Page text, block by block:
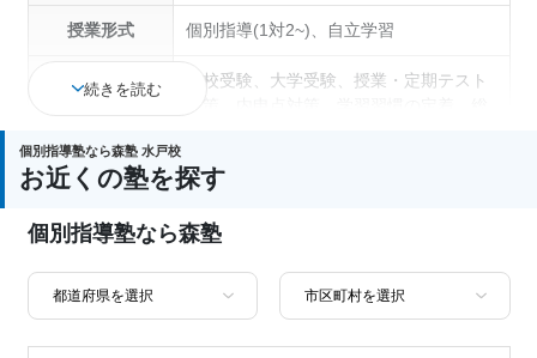
授業形式 個別指導(1対2~)、自立学習
高校受験、大学受験、授業・定期テスト
塾の特徴
能、季節講習のみの受講可、自習室あり
国語、現代文、古典（古文・漢文）、算
数、数学、理科、物理、化学、生物、地
続きを読む
個別指導塾なら森塾 水戸校
お近くの塾を探す
個別指導塾なら森塾